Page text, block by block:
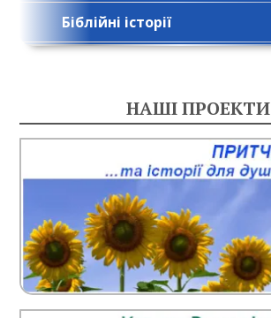
Біблійні історії
НАШІ ПРОЕКТИ